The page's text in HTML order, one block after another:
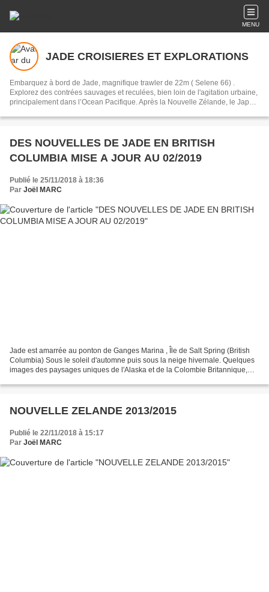
MENU
JADE CROISIERES ET EXPLORATIONS
Embarquez à bord de Jade, magnifique trawler de 22m ( Selene 66) .
Explorez des contrées sauvages et reculées, bien loin de l'agitation urbaine,
principalement dans l’Ocean Pacifique. Après la Nouvelle Zélande, le Japon
Britannique. Fjords profonds, glaciers, mouillages calmes et rassurants au
red cedars géants, ours, loutres, phoques et saumons.
DES NOUVELLES DE JADE EN BRITISH
COLUMBIA MISE A JOUR AU 02/2019
Publié le 25/11/2018 à 18:36
Par Joël MARC
Jade est amarrée au ponton de Ganges Marina , Île de Salt Spring (British
Columbia) Sous le soleil d'automne puis sous la neige hivernale. Quelques
images des paysages uniques de l'Alaska et de la Colombie Britannique,
NOUVELLE ZELANDE 2013/2015
Publié le 22/11/2018 à 15:17
Par Joël MARC